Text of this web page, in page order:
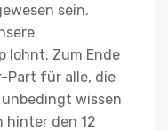
sein.
lohnt. Zum Ende
Part für alle, die
wissen
hinter den 12